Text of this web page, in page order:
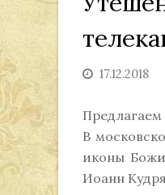
17.12.2018
В
иконы
Иоанн